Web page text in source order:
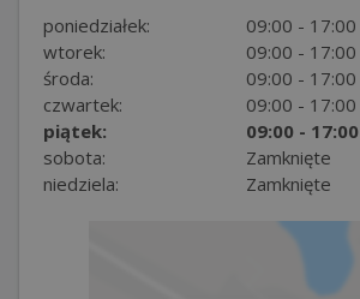
poniedziałek:
09:00 - 17:00
wtorek:
09:00 - 17:00
środa:
09:00 - 17:00
czwartek:
09:00 - 17:00
piątek:
09:00 - 17:00
sobota:
Zamknięte
niedziela:
Zamknięte